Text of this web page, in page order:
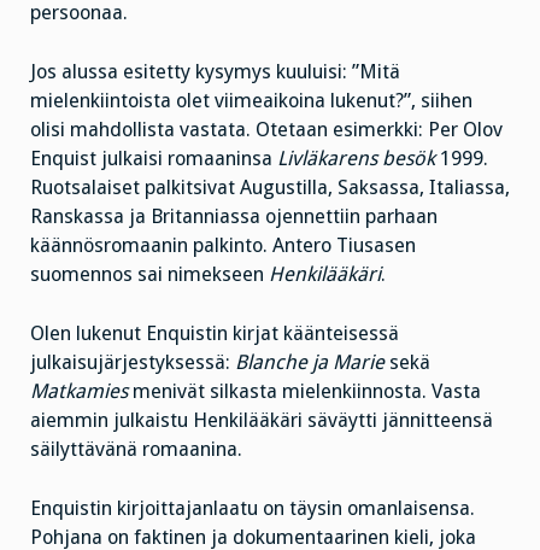
persoonaa.
Jos alussa esitetty kysymys kuuluisi: ”Mitä
mielenkiintoista olet viimeaikoina lukenut?”, siihen
olisi mahdollista vastata. Otetaan esimerkki: Per Olov
Enquist julkaisi romaaninsa Livläkarens besök1999.
Ruotsalaiset palkitsivat Augustilla, Saksassa, Italiassa,
Ranskassa ja Britanniassa ojennettiin parhaan
käännösromaanin palkinto. Antero Tiusasen
suomennos sai nimekseen Henkilääkäri.
Olen lukenut Enquistin kirjat käänteisessä
julkaisujärjestyksessä: Blanche ja Mariesekä
Matkamiesmenivät silkasta mielenkiinnosta. Vasta
aiemmin julkaistu Henkilääkäri säväytti jännitteensä
säilyttävänä romaanina.
Enquistin kirjoittajanlaatu on täysin omanlaisensa.
Pohjana on faktinen ja dokumentaarinen kieli, joka